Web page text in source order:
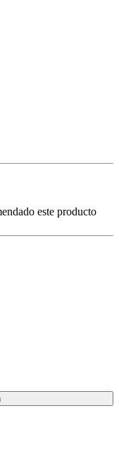
con la política de
de productos y
este producto